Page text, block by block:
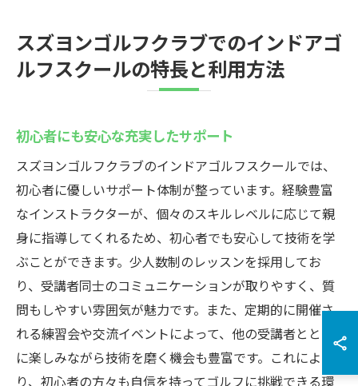
スズヨンゴルフクラブでのインドアゴ
ルフスクールの特長と利用方法
初心者にも安心な充実したサポート
スズヨンゴルフクラブのインドアゴルフスクールでは、
初心者に優しいサポート体制が整っています。経験豊富
なインストラクターが、個々のスキルレベルに応じて親
身に指導してくれるため、初心者でも安心して技術を学
ぶことができます。少人数制のレッスンを採用してお
り、受講者同士のコミュニケーションが取りやすく、質
問もしやすい雰囲気が魅力です。また、定期的に開催さ
れる練習会や交流イベントによって、他の受講者ととも
に楽しみながら技術を磨く機会も豊富です。これによ
り、初心者の方々も自信を持ってゴルフに挑戦できる環